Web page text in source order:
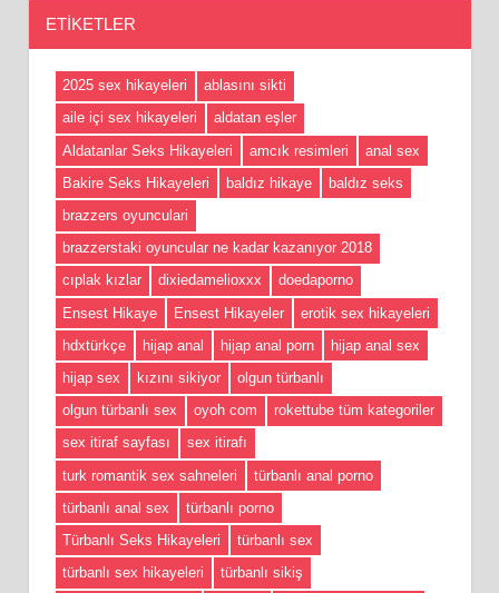
ETIKETLER
2025 sex hikayeleri
ablasını sikti
aile içi sex hikayeleri
aldatan eşler
Aldatanlar Seks Hikayeleri
amcık resimleri
anal sex
Bakire Seks Hikayeleri
baldız hikaye
baldız seks
brazzers oyunculari
brazzerstaki oyuncular ne kadar kazanıyor 2018
cıplak kızlar
dixiedamelioxxx
doedaporno
Ensest Hikaye
Ensest Hikayeler
erotik sex hikayeleri
hdxtürkçe
hijap anal hijap anal porn
hijap anal sex
hijap sex
kızını sikiyor
olgun türbanlı
olgun türbanlı sex
oyoh com
rokettube tüm kategoriler
sex itiraf sayfası
sex itirafı
turk romantik sex sahneleri
türbanlı anal porno
türbanlı anal sex
türbanlı porno
Türbanlı Seks Hikayeleri
türbanlı sex
türbanlı sex hikayeleri
türbanlı sikiş